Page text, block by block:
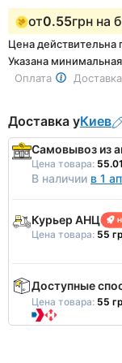
от0.55грн на
Цена действительна
Указана
Оплата
Доставка
Доставка уКиев
Самовывоз из
Цена товара:
В наличии в 1
Курьер АНЦ
Цена товара: 55
Доступные
Цена товара: 55